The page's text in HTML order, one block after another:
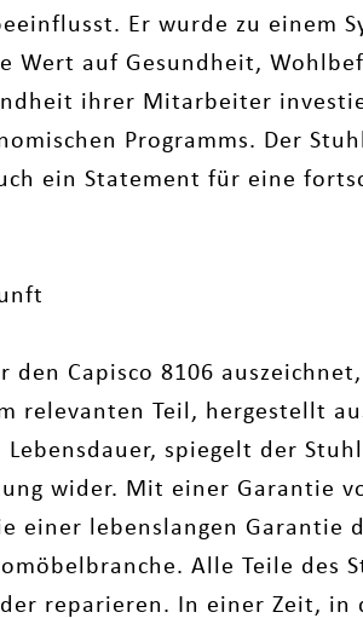
Er wurde zu einem
Wert auf Gesundheit,
ihrer Mitarbeiter
Programms. Der
ein Statement für eine
den Capisco 8106
relevanten Teil, hergestellt
spiegelt der
wider. Mit einer Garantie
einer lebenslangen Garantie
Alle Teile des
reparieren. In einer Zeit, in